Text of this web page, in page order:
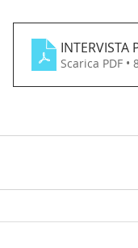
INTERVISTA
Scarica PDF •